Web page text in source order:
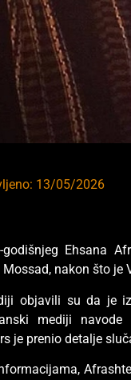
13/05/2026
Ehsana
nakon što je
objavili su da je
mediji
je prenio detalje